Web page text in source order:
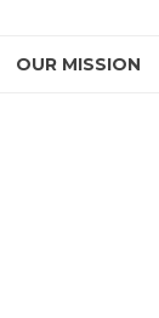
OUR MISSION